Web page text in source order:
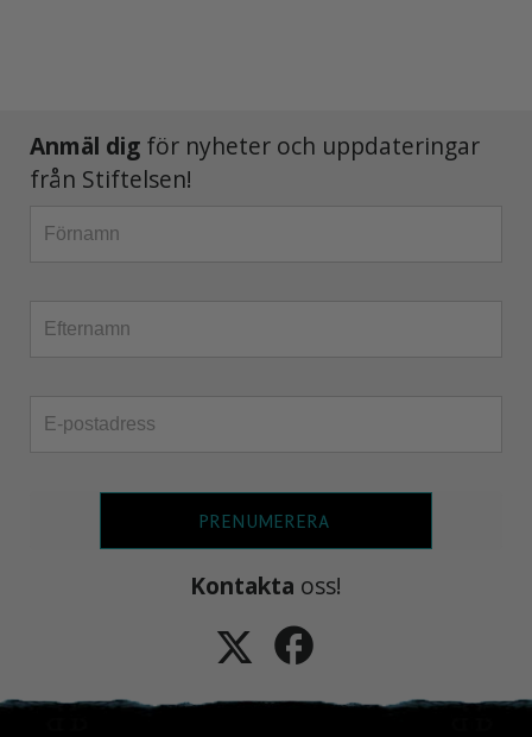
Anmäl dig för nyheter och uppdateringar
från Stiftelsen!
PRENUMERERA
Kontakta oss!